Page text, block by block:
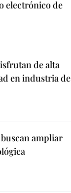
electrónico de
de alta
en industria de
ampliar